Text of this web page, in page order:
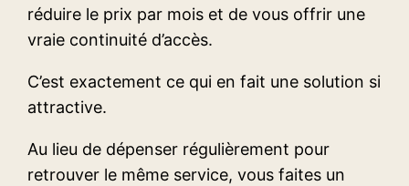
réduire le prix par mois et de vous offrir une
vraie continuité d’accès.
C’est exactement ce qui en fait une solution si
attractive.
Au lieu de dépenser régulièrement pour
retrouver le même service, vous faites un